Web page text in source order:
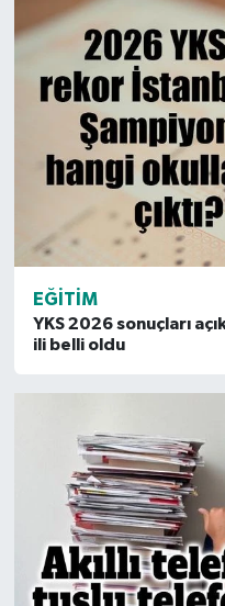
EĞITIM
YKS 2026 sonuçları
ili belli oldu